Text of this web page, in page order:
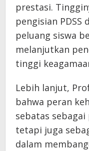
prestasi.
pengisian
peluang siswa
melanjutkan
tinggi
Lebih lanjut,
bahwa peran
sebatas
tetapi juga
dalam